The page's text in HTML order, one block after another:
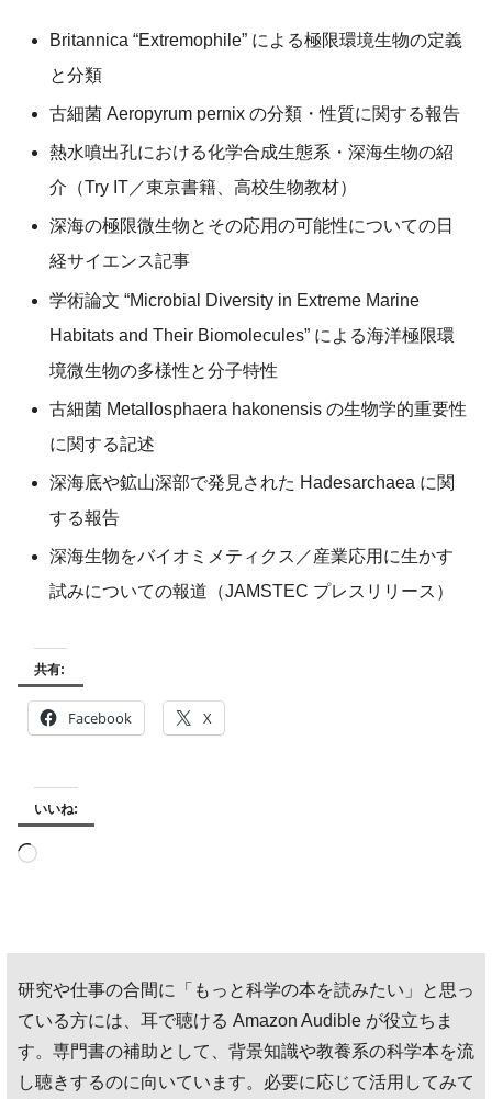
Britannica “Extremophile” による極限環境生物の定義
と分類
古細菌 Aeropyrum pernix の分類・性質に関する報告
熱水噴出孔における化学合成生態系・深海生物の紹
介（Try IT／東京書籍、高校生物教材）
深海の極限微生物とその応用の可能性についての日
経サイエンス記事
学術論文 “Microbial Diversity in Extreme Marine
Habitats and Their Biomolecules” による海洋極限環
境微生物の多様性と分子特性
古細菌 Metallosphaera hakonensis の生物学的重要性
に関する記述
深海底や鉱山深部で発見された Hadesarchaea に関
する報告
深海生物をバイオミメティクス／産業応用に生かす
試みについての報道（JAMSTEC プレスリリース）
共有:
Facebook X
いいね:
読
中…
研究や仕事の合間に「もっと科学の本を読みたい」と思っ
ている方には、耳で聴ける Amazon Audible が役立ちま
す。専門書の補助として、背景知識や教養系の科学本を流
し聴きするのに向いています。必要に応じて活用してみて